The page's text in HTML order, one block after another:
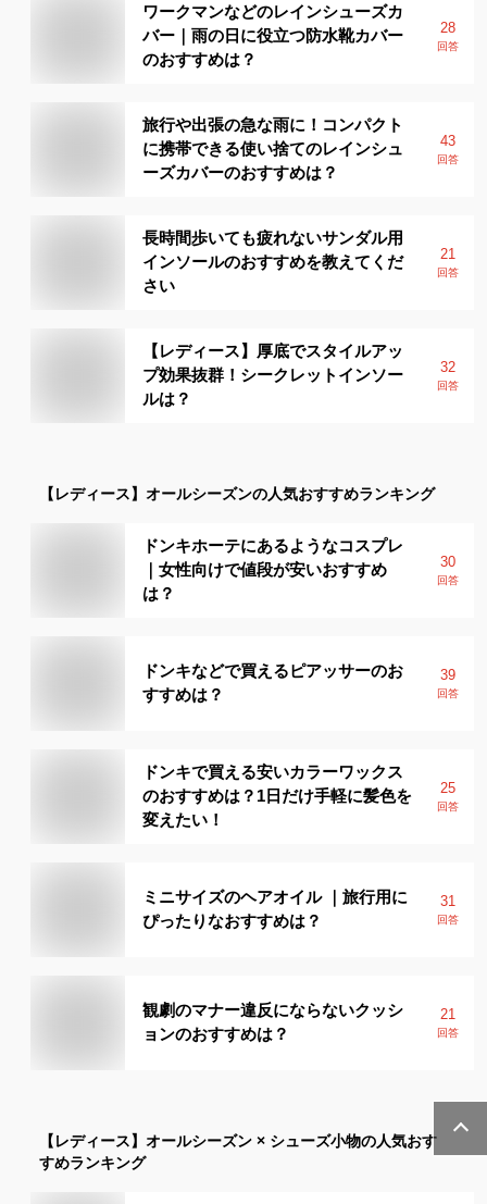
ワークマンなどのレインシューズカ
バー｜雨の日に役立つ防水靴カバー
のおすすめは？
28
回答
旅行や出張の急な雨に！コンパクト
に携帯できる使い捨てのレインシュ
ーズカバーのおすすめは？
43
回答
長時間歩いても疲れないサンダル用
インソールのおすすめを教えてくだ
さい
21
回答
【レディース】厚底でスタイルアッ
プ効果抜群！シークレットインソー
ルは？
32
回答
【レディース】 オールシーズンの人気おすすめランキング
ドンキホーテにあるようなコスプレ
｜女性向けで値段が安いおすすめ
は？
30
回答
ドンキなどで買えるピアッサーのお
すすめは？
39
回答
ドンキで買える安いカラーワックス
のおすすめは？1日だけ手軽に髪色を
変えたい！
25
回答
ミニサイズのヘアオイル ｜旅行用に
ぴったりなおすすめは？
31
回答
観劇のマナー違反にならないクッシ
ョンのおすすめは？
21
回答
【レディース】 オールシーズン × シューズ小物の人気おす
すめランキング